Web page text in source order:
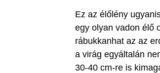
Ez az élőlény
egy olyan vadon élő
rábukkanhat az az
a virág egyáltalán
30-40 cm-re is